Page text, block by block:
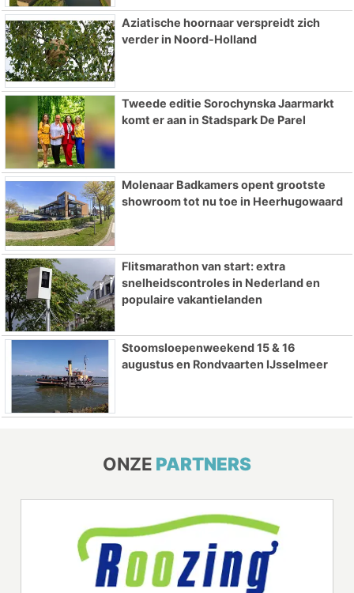
Aziatische hoornaar verspreidt zich
verder in Noord-Holland
Tweede editie Sorochynska Jaarmarkt
komt er aan in Stadspark De Parel
Molenaar Badkamers opent grootste
showroom tot nu toe in Heerhugowaard
Flitsmarathon van start: extra
snelheidscontroles in Nederland en
populaire vakantielanden
Stoomsloepenweekend 15 & 16
augustus en Rondvaarten IJsselmeer
ONZE PARTNERS